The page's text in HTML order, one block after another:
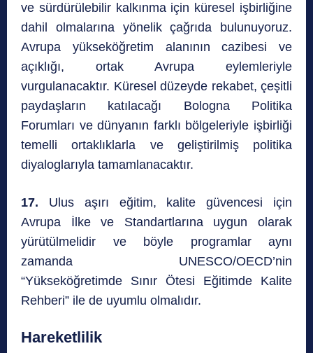
ve sürdürülebilir kalkınma için küresel işbirliğine
dahil olmalarına yönelik çağrıda bulunuyoruz.
Avrupa yükseköğretim alanının cazibesi ve
açıklığı, ortak Avrupa eylemleriyle
vurgulanacaktır. Küresel düzeyde rekabet, çeşitli
paydaşların katılacağı Bologna Politika
Forumları ve dünyanın farklı bölgeleriyle işbirliği
temelli ortaklıklarla ve geliştirilmiş politika
diyaloglarıyla tamamlanacaktır.
17. Ulus aşırı eğitim, kalite güvencesi için
Avrupa İlke ve Standartlarına uygun olarak
yürütülmelidir ve böyle programlar aynı
zamanda UNESCO/OECD’nin
“Yükseköğretimde Sınır Ötesi Eğitimde Kalite
Rehberi” ile de uyumlu olmalıdır.
Hareketlilik